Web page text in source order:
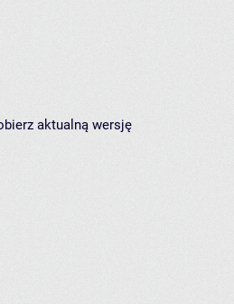
aktualną wersję